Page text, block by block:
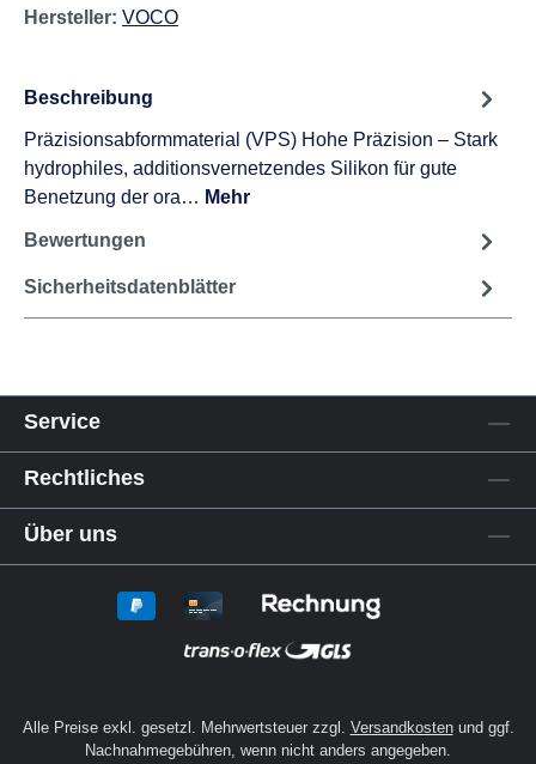
Hersteller: VOCO
Beschreibung
Präzisionsabformmaterial (VPS) Hohe Präzision – Stark
hydrophiles, additionsvernetzendes Silikon für gute
Benetzung der ora… Mehr
Bewertungen
Sicherheitsdatenblätter
Service
Rechtliches
Über uns
Alle Preise exkl. gesetzl. Mehrwertsteuer zzgl. Versandkostenund ggf.
Nachnahmegebühren, wenn nicht anders angegeben.